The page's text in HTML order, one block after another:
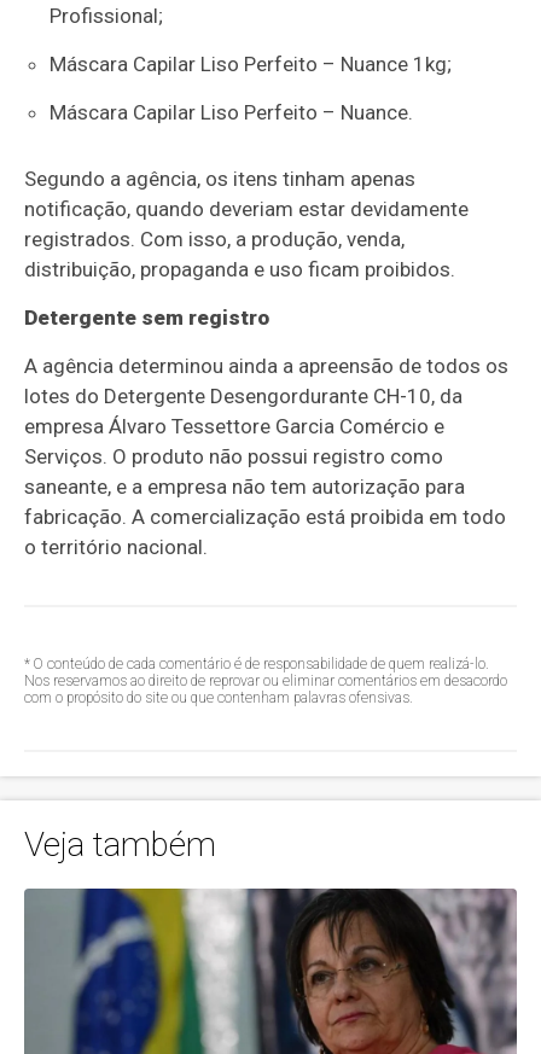
Profissional;
Máscara Capilar Liso Perfeito – Nuance 1kg;
Máscara Capilar Liso Perfeito – Nuance.
Segundo a agência, os itens tinham apenas
notificação, quando deveriam estar devidamente
registrados. Com isso, a produção, venda,
distribuição, propaganda e uso ficam proibidos.
Detergente sem registro
A agência determinou ainda a apreensão de todos os
lotes do Detergente Desengordurante CH-10, da
empresa Álvaro Tessettore Garcia Comércio e
Serviços. O produto não possui registro como
saneante, e a empresa não tem autorização para
fabricação. A comercialização está proibida em todo
o território nacional.
* O conteúdo de cada comentário é de responsabilidade de quem realizá-lo.
Nos reservamos ao direito de reprovar ou eliminar comentários em desacordo
com o propósito do site ou que contenham palavras ofensivas.
Veja também